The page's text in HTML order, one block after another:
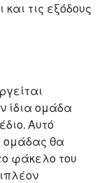
τις εξόδους
ίδια ομάδα
Αυτό
ομάδας θα
φάκελο του